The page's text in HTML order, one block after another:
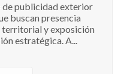
de publicidad exterior
buscan presencia
y exposición
estratégica. A...